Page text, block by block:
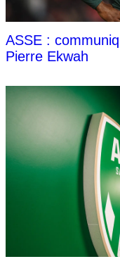
ASSE :
Pierre Ekwah